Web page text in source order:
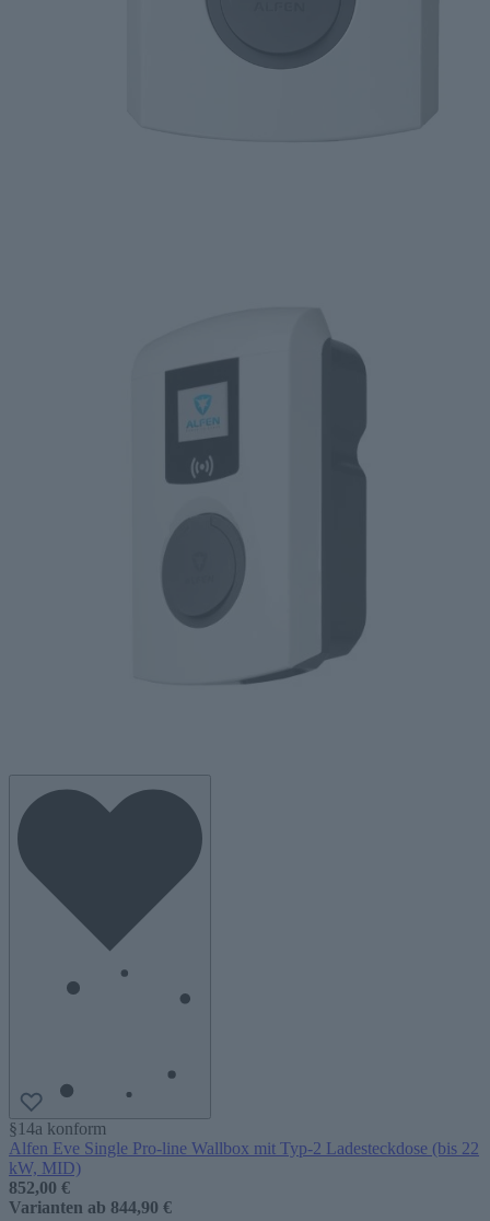
§14a konform
Alfen Eve Single Pro-line Wallbox mit Typ-2 Ladesteckdose (bis 22
kW, MID)
852,00 €
Varianten ab 844,90 €